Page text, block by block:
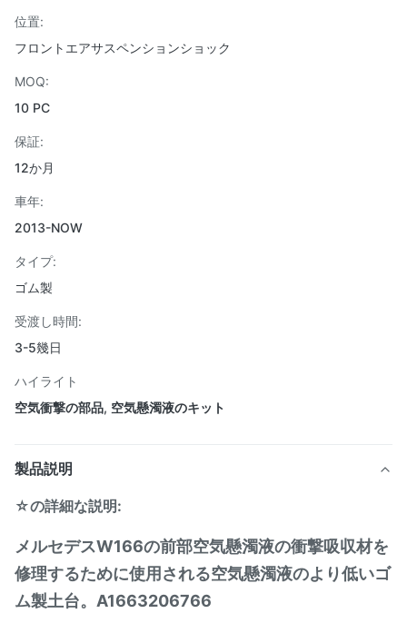
位置:
フロントエアサスペンションショック
MOQ:
10 PC
保証:
12か月
車年:
2013-NOW
タイプ:
ゴム製
受渡し時間:
3-5幾日
ハイライト
空気衝撃の部品, 空気懸濁液のキット
製品説明
☆の詳細な説明:
メルセデスW166の前部空気懸濁液の衝撃吸収材を
修理するために使用される空気懸濁液のより低いゴ
ム製土台。A1663206766